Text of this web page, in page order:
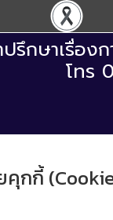
รึกษาเรื่อง
โทร
คุกกี้